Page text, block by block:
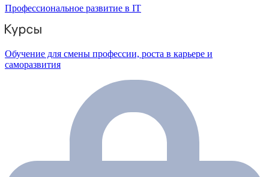
Профессиональное развитие в IT
Обучение для смены профессии, роста в карьере и
саморазвития